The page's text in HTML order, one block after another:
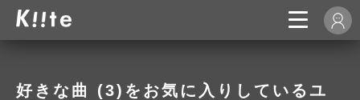
好きな曲 (3)をお気に入りしているユ